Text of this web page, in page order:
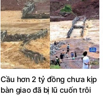
Cầu hơn 2 tỷ đồng chưa kịp
bàn giao đã bị lũ cuốn trôi